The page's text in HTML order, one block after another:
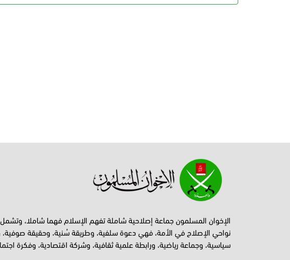
الإخوان المسلمون جماعة إصلاحية شاملة تفهم الإسلام فهما شاملا،
نواحي الإصلاح في الأمة، فهي دعوة سلفية، وطريقة سُنية، وحقيقة صوفية،
سياسية، وجماعة رياضية، ورابطة علمية ثقافية، وشركة اقتصادية، وفكرة